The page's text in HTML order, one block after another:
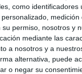
como
su permiso, nosotros y
mediante las
a nosotros y a
alternativa, puede
o negar su